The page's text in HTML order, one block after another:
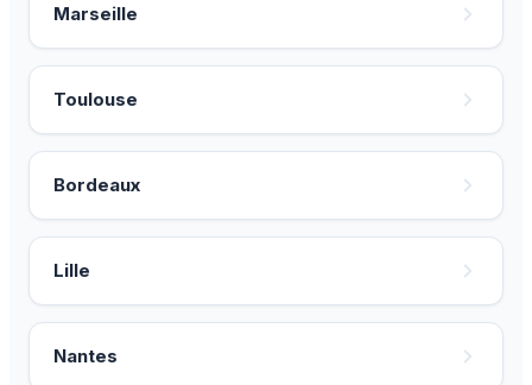
Marseille
Toulouse
Bordeaux
Lille
Nantes